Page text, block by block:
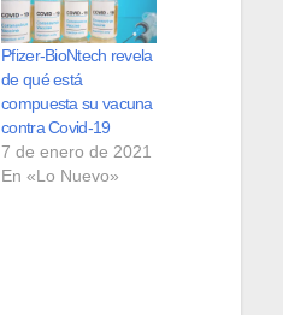
Pfizer-BioNtech revela
de qué está
compuesta su vacuna
contra Covid-19
7 de enero de 2021
En «Lo Nuevo»